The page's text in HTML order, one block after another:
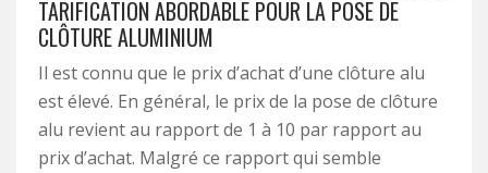
TARIFICATION ABORDABLE POUR LA POSE DE
CLÔTURE ALUMINIUM
Il est connu que le prix d’achat d’une clôture alu
est élevé. En général, le prix de la pose de clôture
alu revient au rapport de 1 à 10 par rapport au
prix d’achat. Malgré ce rapport qui semble